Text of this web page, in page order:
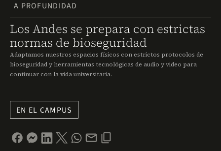
A PROFUNDIDAD
Los Andes se prepara con estrictas
normas de bioseguridad
Adaptamos nuestros espacios físicos con estrictos protocolos de
bioseguridad y herramientas tecnológicas de audio y video para
continuar con la vida universitaria.
EN EL CAMPUS